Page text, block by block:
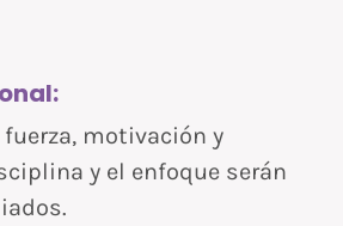
motivación y
y el enfoque serán